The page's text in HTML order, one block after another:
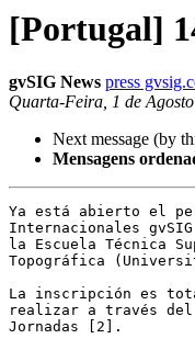
[Portugal]
gvSIG News press
Quarta-Feira, 1 de
Next message (by
Mensagens
Ya está abierto el
Internacionales
la Escuela Técnica
Topográfica
La inscripción es
realizar a través del
Jornadas [2].